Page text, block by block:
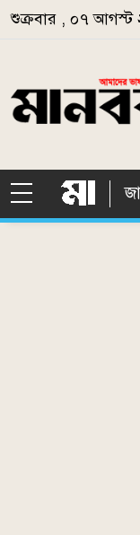
Skip to main content
শুক্রবার , ০৭ আগস্ট